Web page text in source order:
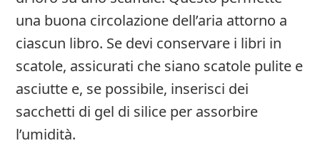
una buona circolazione dell’aria attorno a
ciascun libro. Se devi conservare i libri in
scatole, assicurati che siano scatole pulite e
asciutte e, se possibile, inserisci dei
sacchetti di gel di silice per assorbire
l’umidità.